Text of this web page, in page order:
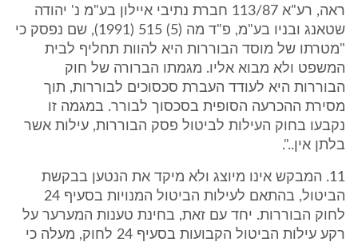
ראה, רע"א 113/87 חברת נתיבי איילון בע"מ נ' יהודה
שטאנג ובניו בע"מ, פ"ד מה (5) 515 (1991), שם נפסק כי
"מטרתו של מוסד הבוררות היא להוות תחליף לבית
המשפט ולא מבוא אליו. מגמתו הברורה של חוק
הבוררות היא לעודד העברת סכסוכים לבוררות, תוך
מסירת ההכרעה הסופית בסכסוך לבורר. במגמה זו
נקבעו בחוק העילות לביטול פסק הבוררות, עילות אשר
בלתן אין..".
11. המבקש אינו מיוצג ולא מיקד את הנטען בבקשת
הביטול, בהתאם לעילות הביטול המנויות בסעיף 24
לחוק הבוררות. יחד עם זאת, בחינת טענות המערער על
רקע עילות הביטול הקבועות בסעיף 24 לחוק, מעלה כי